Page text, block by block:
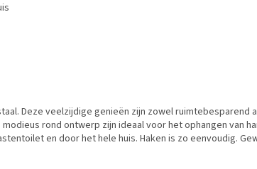
Deze veelzijdige genieën zijn zowel ruimtebesparend
rond ontwerp zijn ideaal voor het ophangen van
en door het hele huis. Haken is zo eenvoudig.